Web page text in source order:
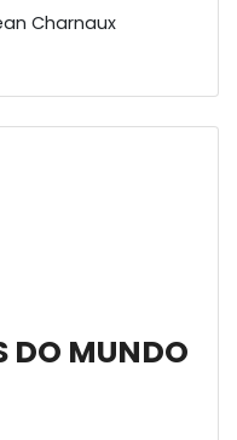
Charnaux
DO MUNDO